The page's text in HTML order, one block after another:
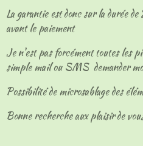
La garantie est donc sur la durée
avant le paiement
Je n'est pas forcément toutes les
simple mail ou SMS demander
Possibilité de microsablage des
Bonne recherche aux plaisir de